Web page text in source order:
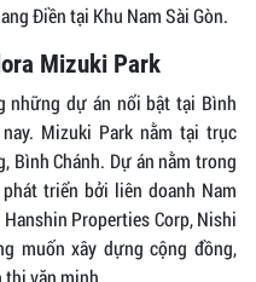
Điền tại Khu Nam Sài Gòn.
Mizuki Park
những dự án nổi bật tại Bình
Mizuki Park nằm tại trục
Bình Chánh. Dự án nằm trong
triển bởi liên doanh Nam
Properties Corp, Nishi
muốn xây dựng cộng đồng,
thị văn minh.